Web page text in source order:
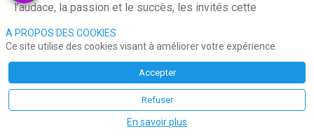
l’audace, la passion et le succès, les invités cette
semaine sont :
a co-fondé, il y a plus de vingt
ans, le groupeTalandont il est aujourd’hui le
directeur général. Fort de quelque 5000
collaborateurs présents dans 21 pays, Talan est
A PROPOS DES COOKIES
Ce site utilise des cookies visant à améliorer votre expérience.
Accepter
Refuser
En savoir plus